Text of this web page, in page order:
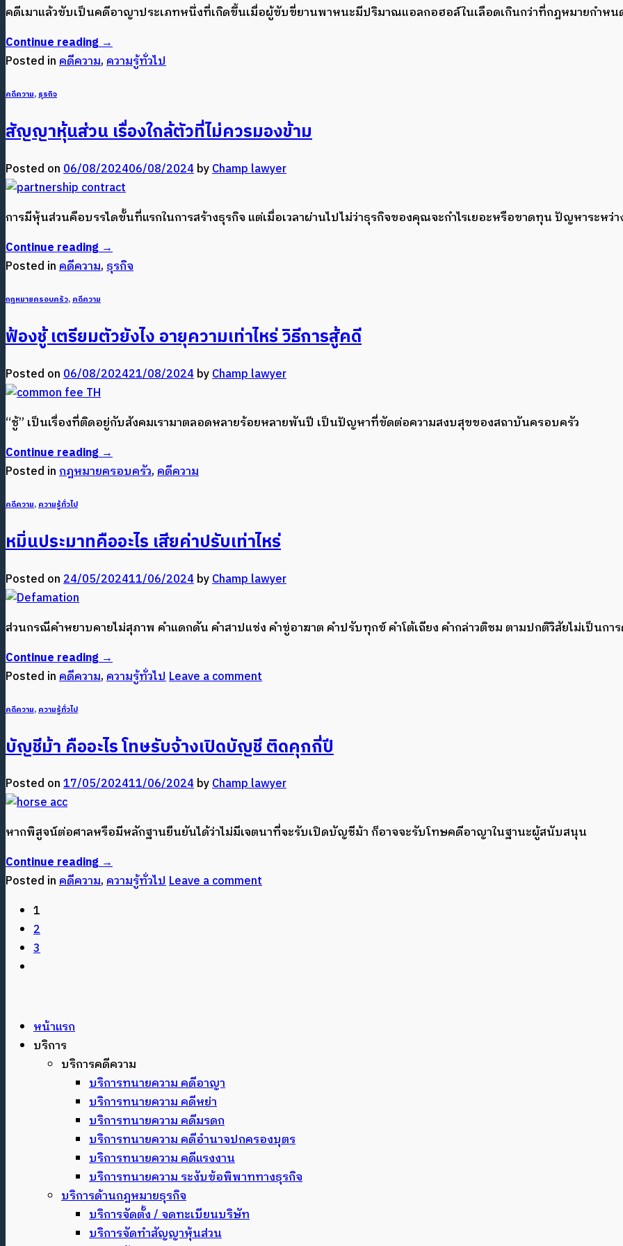
คดีเมาแล้วขับเป็นคดีอาญาประเภทหนึ่งที่เกิดขึ้นเมื่อผู้ขับขี่ยานพาหนะมีปริมาณแอลกอฮอล์ในเลือดเกินกว่าที่กฎหมายกำหน
Continue reading→
Posted inคดีความ,ความรู้ทั่วไป
คดีความ,ธุรกิจ
สัญญาหุ้นส่วน เรื่องใกล้ตัวที่ไม่ควรมองข้าม
Posted on06/08/202406/08/2024byChamp lawyer
การมีหุ้นส่วนคือบรรไดขั้นที่แรกในการสร้างธุรกิจ แต่เมื่อเวลาผ่านไปไม่ว่าธุรกิจของคุณจะกำไรเยอะหรือขาดทุน ปัญหาระหว่
Continue reading→
Posted inคดีความ,ธุรกิจ
กฎหมายครอบครัว,คดีความ
ฟ้องชู้ เตรียมตัวยังไง อายุความเท่าไหร่ วิธีการสู้คดี
Posted on06/08/202421/08/2024byChamp lawyer
“ชู้” เป็นเรื่องที่ติดอยู่กับสังคมเรามาตลอดหลายร้อยหลายพันปี เป็นปัญหาที่ขัดต่อความสงบสุขของสถาบันครอบครัว
Continue reading→
Posted inกฎหมายครอบครัว,คดีความ
คดีความ,ความรู้ทั่วไป
หมิ่นประมาทคืออะไร เสียค่าปรับเท่าไหร่
Posted on24/05/202411/06/2024byChamp lawyer
ส่วนกรณีคำหยาบคายไม่สุภาพ คำแดกดัน คำสาปแช่ง คำขู่อาฆาต คำปรับทุกข์ คำโต้เถียง คำกล่าวติชม ตามปกติวิสัยไม่เป็นกา
Continue reading→
Posted inคดีความ,ความรู้ทั่วไปLeave a comment
คดีความ, ความรู้ทั่วไป
บัญชีม้า คืออะไร โทษรับจ้างเปิดบัญชี ติดคุกกี่ปี
Posted on17/05/202411/06/2024byChamp lawyer
หากพิสูจน์ต่อศาลหรือมีหลักฐานยืนยันได้ว่าไม่มีเจตนาที่จะรับเปิดบัญชีม้า ก็อาจจะรับโทษคดีอาญาในฐานะผู้สนับสนุน
Continue reading→
Posted inคดีความ,ความรู้ทั่วไปLeave a comment
1
2
3
หน้าแรก
บริการ
บริการคดีความ
บริการทนายความ คดีอาญา
บริการทนายความ คดีหย่า
บริการทนายความ คดีมรดก
บริการทนายความ คดีอำนาจปกครองบุตร
บริการทนายความ คดีแรงงาน
บริการทนายความ ระงับข้อพิพาททางธุรกิจ
บริการด้านกฎหมายธุรกิจ
บริการจัดตั้ง / จดทะเบียนบริษัท
บริการจัดทำสัญญาหุ้นส่วน